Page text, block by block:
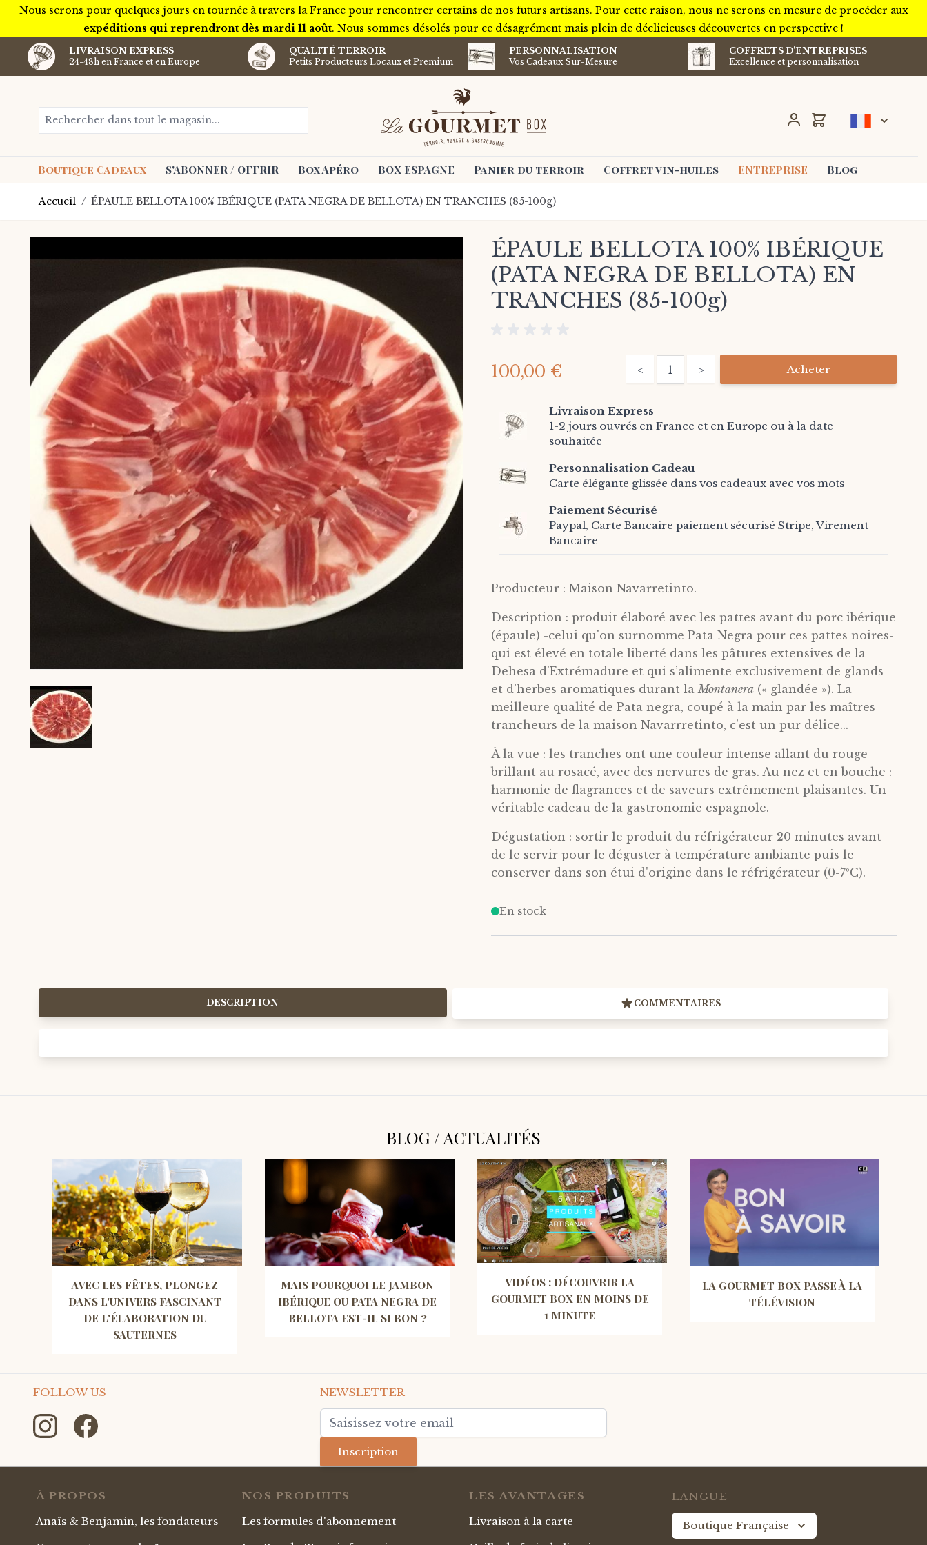
Nous serons pour quelques jours en tournée à travers la France pour rencontrer certains de nos futurs artisans. Pour cette raison, nous ne serons en mesure de procéder aux
expéditions qui reprendront dès mardi 11 août. Nous sommes désolés pour ce désagrément mais plein de déclicieuses découvertes en perspective !
LIVRAISON EXPRESS
24-48h en France et en Europe
QUALITÉ TERROIR
Petits Producteurs Locaux et Premium
PERSONNALISATION
Vos Cadeaux Sur-Mesure
COFFRETS D'ENTREPRISES
Excellence et personnalisation
Rechercher dans tout le magasin... Chariot
Boutique Cadeaux S'ABONNER / OFFRIR Box Apéro BOX ESPAGNE Panier du terroir Coffret vin-huiles ENTREPRISE Blog
Accueil / ÉPAULE BELLOTA 100% IBÉRIQUE (PATA NEGRA DE BELLOTA) EN TRANCHES (85-100g)
ÉPAULE BELLOTA 100% IBÉRIQUE
(PATA NEGRA DE BELLOTA) EN
TRANCHES (85-100g)
100,00 € < > Acheter
Livraison Express
1-2 jours ouvrés en France et en Europe ou à la date
souhaitée
Personnalisation Cadeau
Carte élégante glissée dans vos cadeaux avec vos mots
Paiement Sécurisé
Paypal, Carte Bancaire paiement sécurisé Stripe, Virement
Bancaire
Producteur : Maison Navarretinto.
Description : produit élaboré avec les pattes avant du porc ibérique
(épaule) -celui qu'on surnomme Pata Negra pour ces pattes noires-
qui est élevé en totale liberté dans les pâtures extensives de la
Dehesa d'Extrémadure et qui s’alimente exclusivement de glands
et d’herbes aromatiques durant laMontanera (« glandée »). La
meilleure qualité de Pata negra, coupé à la main par les maîtres
trancheurs de la maison Navarrretinto, c'est un pur délice...
À la vue : les tranches ont une couleur intense allant du rouge
brillant au rosacé, avec des nervures de gras. Au nez et en bouche :
harmonie de flagrances et de saveurs extrêmement plaisantes. Un
véritable cadeau de la gastronomie espagnole.
Dégustation : sortir le produit du réfrigérateur 20 minutes avant
de le servir pour le déguster à température ambiante puis le
conserver dans son étui d'origine dans le réfrigérateur (0-7ºC).
En stock
DESCRIPTION COMMENTAIRES
BLOG / ACTUALITÉS
AVEC LES FÊTES, PLONGEZ
DANS L'UNIVERS FASCINANT
DE L'ÉLABORATION DU
SAUTERNES
MAIS POURQUOI LE JAMBON
IBÉRIQUE OU PATA NEGRA DE
BELLOTA EST-IL SI BON ?
VIDÉOS : DÉCOUVRIR LA
GOURMET BOX EN MOINS DE
1 MINUTE
LA GOURMET BOX PASSE À LA
TÉLÉVISION
FOLLOW US
NEWSLETTER
Adresse mail
Inscription
À PROPOS
Anaïs & Benjamin, les fondateurs
NOS PRODUITS
Les formules d'abonnement
LES AVANTAGES
Livraison à la carte
LANGUE
Boutique Française